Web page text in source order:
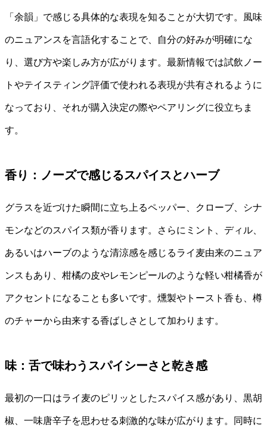
「余韻」で感じる具体的な表現を知ることが大切です。風味
のニュアンスを言語化することで、自分の好みが明確にな
り、選び方や楽しみ方が広がります。最新情報では試飲ノー
トやテイスティング評価で使われる表現が共有されるように
なっており、それが購入決定の際やペアリングに役立ちま
す。
香り：ノーズで感じるスパイスとハーブ
グラスを近づけた瞬間に立ち上るペッパー、クローブ、シナ
モンなどのスパイス類が香ります。さらにミント、ディル、
あるいはハーブのような清涼感を感じるライ麦由来のニュア
ンスもあり、柑橘の皮やレモンピールのような軽い柑橘香が
アクセントになることも多いです。燻製やトースト香も、樽
のチャーから由来する香ばしさとして加わります。
味：舌で味わうスパイシーさと乾き感
最初の一口はライ麦のピリッとしたスパイス感があり、黒胡
椒、一味唐辛子を思わせる刺激的な味が広がります。同時に